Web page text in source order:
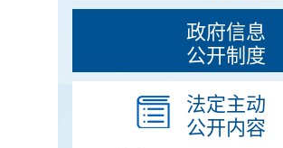
政府信息
公开制度
法定主动
公开内容